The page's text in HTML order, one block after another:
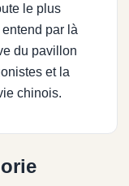
le plus
par là
du pavillon
et la
chinois.